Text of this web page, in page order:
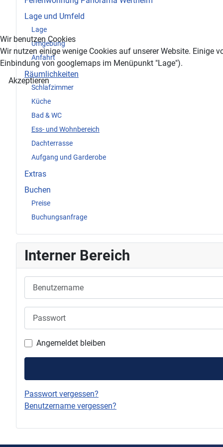
Lage und Umfeld
Lage
Umgebung
Anfahrt
Räumlichkeiten
Schlafzimmer
Küche
Bad & WC
Ess- und Wohnbereich
Dachterrasse
Aufgang und Garderobe
Extras
Buchen
Preise
Buchungsanfrage
Interner Bereich
Angemeldet bleiben
Passwort vergessen?
Benutzername vergessen?
Wir benutzen Cookies
Wir nutzen einige wenige Cookies auf unserer Website. Einige
Einbindung von googlemaps im Menüpunkt "Lage").
Akzeptieren